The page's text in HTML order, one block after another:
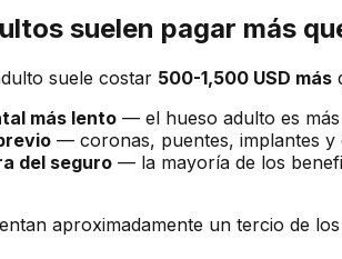
suelen pagar más
suele costar 500-1,500 USD más
más lento — el hueso adulto es
— coronas, puentes, implantes y
del seguro — la mayoría de los
aproximadamente un tercio de